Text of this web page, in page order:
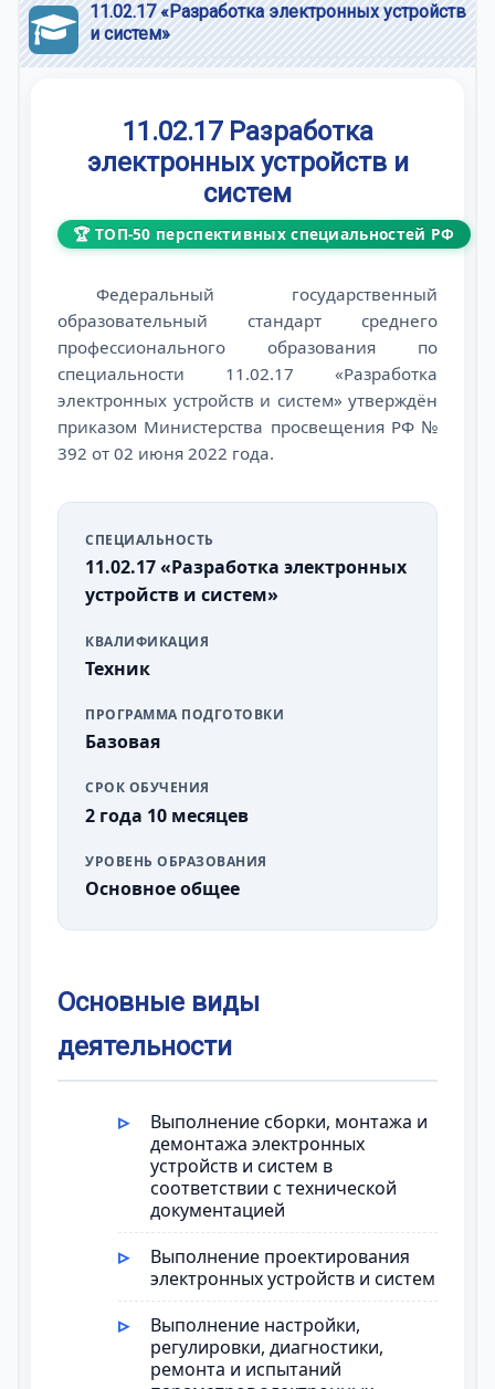
11.02.17 «Разработка электронных устройств
и систем»
11.02.17 Разработка
электронных устройств и
систем
🏆 ТОП-50 перспективных специальностей РФ
Федеральный государственный
образовательный стандарт среднего
профессионального образования по
специальности 11.02.17 «Разработка
электронных устройств и систем» утверждён
приказом Министерства просвещения РФ №
392 от 02 июня 2022 года.
СПЕЦИАЛЬНОСТЬ
11.02.17 «Разработка электронных
устройств и систем»
КВАЛИФИКАЦИЯ
Техник
ПРОГРАММА ПОДГОТОВКИ
Базовая
СРОК ОБУЧЕНИЯ
2 года 10 месяцев
УРОВЕНЬ ОБРАЗОВАНИЯ
Основное общее
Основные виды
деятельности
Выполнение сборки, монтажа и
демонтажа электронных
устройств и систем в
соответствии с технической
документацией
Выполнение проектирования
электронных устройств и систем
Выполнение настройки,
регулировки, диагностики,
ремонта и испытаний